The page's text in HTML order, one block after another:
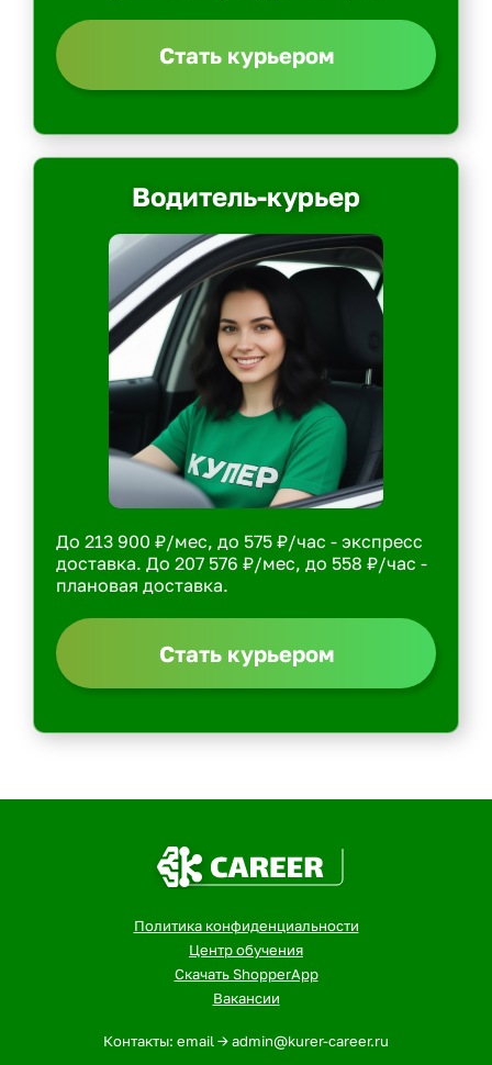
Стать курьером
Водитель-курьер
До 213 900 ₽/мес, до 575 ₽/час - экспресс
доставка. До 207 576 ₽/мес, до 558 ₽/час -
плановая доставка.
Стать курьером
Политика конфиденциальности
Центр обучения
Скачать ShopperApp
Вакансии
Контакты: email -> admin@kurer-career.ru